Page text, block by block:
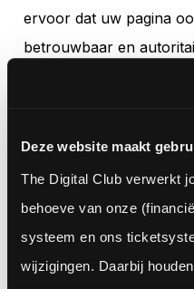
Deze website maakt
The Digital Club verwerkt
behoeve van onze
systeem en ons
wijzigingen. Daarbij
ervoor dat uw pagina
betrouwbaar en
Het is belangrijk te
maatregelen hebben.
rank, conversie ratio's
houden. Onze favoriet:
en analyseer uw SEO